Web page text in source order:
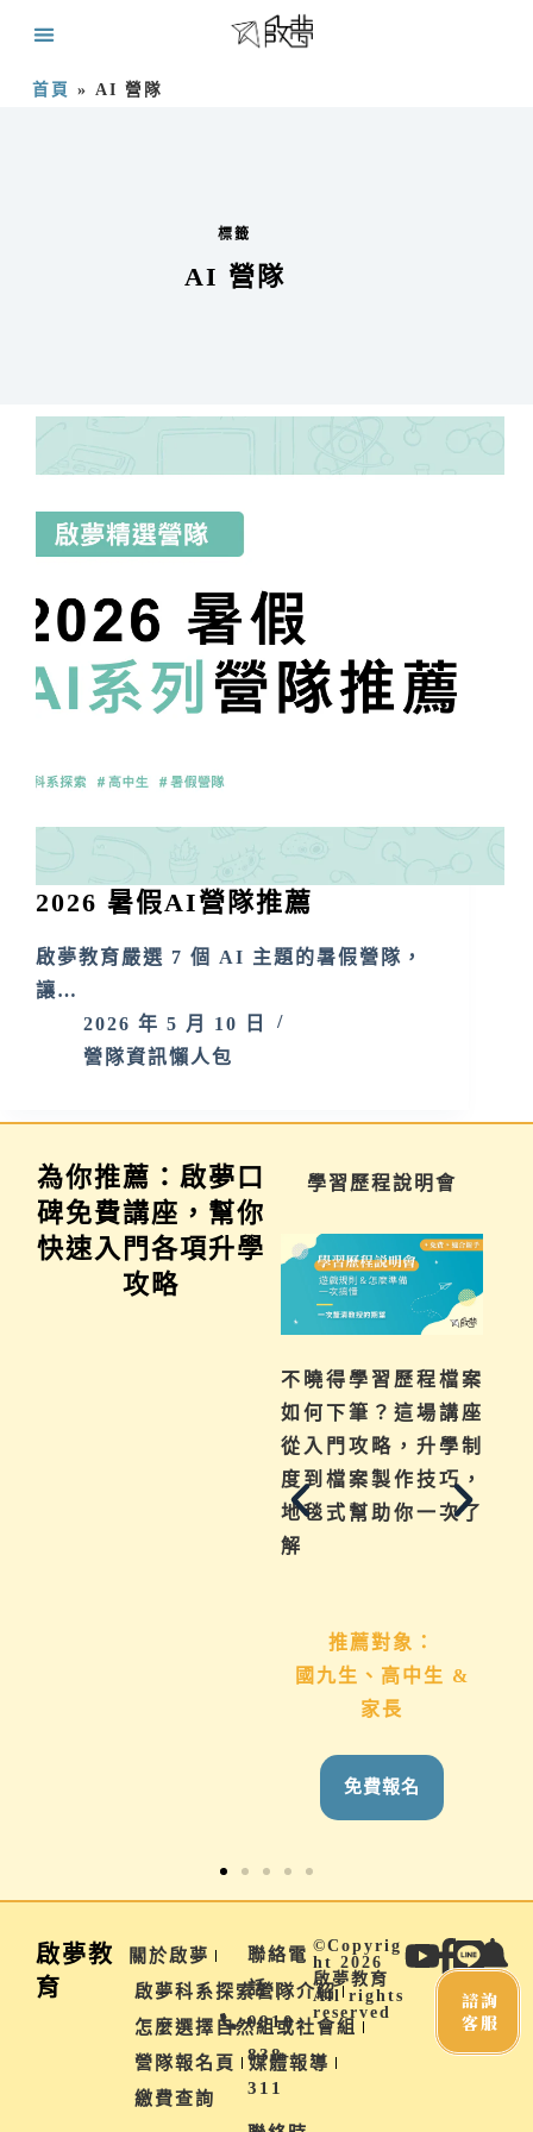
首頁 » AI 營隊
標籤
AI 營隊
2026 暑假AI營隊推薦
啟夢教育嚴選 7 個 AI 主題的暑假營隊，
讓…
2026 年 5 月 10 日
營隊資訊懶人包
為你推薦：啟夢口
碑免費講座，幫你
快速入門各項升學
攻略
家長講座 學習歷程說明會
不曉得學習歷程檔案
如何下筆？這場講座
從入門攻略，升學制
度到檔案製作技巧，
地毯式幫助你一次了
解
推薦對象：
國九生、高中生 &
家長
免費報名
啟夢教
育
關於啟夢
啟夢科系探索營隊介紹
怎麼選擇自然組或社會組
營隊報名頁
媒體報導
繳費查詢
聯絡電
話 |
0910-
838-
311
©Copyrig
ht 2026
啟夢教育
All rights
reserved
諮詢
客服